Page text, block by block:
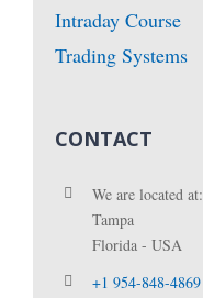
Intraday Course
Trading Systems
CONTACT
We are located at:
Tampa
Florida - USA
+1 954-848-4869